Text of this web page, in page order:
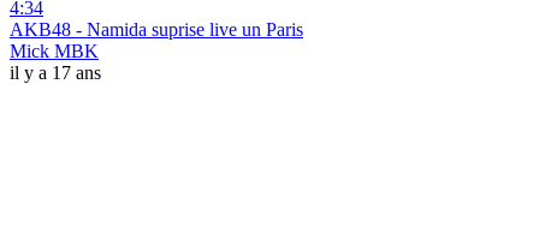
4:34
AKB48 - Namida suprise live un Paris
Mick MBK
il y a 17 ans